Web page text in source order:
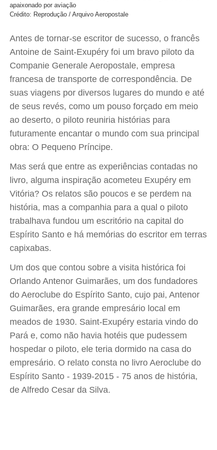
apaixonado por aviação
Crédito: Reprodução / Arquivo Aeropostale
Antes de tornar-se escritor de sucesso, o francês
Antoine de Saint-Exupéry foi um bravo piloto da
Companie Generale Aeropostale, empresa
francesa de transporte de correspondência. De
suas viagens por diversos lugares do mundo e até
de seus revés, como um pouso forçado em meio
ao deserto, o piloto reuniria histórias para
futuramente encantar o mundo com sua principal
obra: O Pequeno Príncipe.
Mas será que entre as experiências contadas no
livro, alguma inspiração acometeu Exupéry em
Vitória? Os relatos são poucos e se perdem na
história, mas a companhia para a qual o piloto
trabalhava fundou um escritório na capital do
Espírito Santo e há memórias do escritor em terras
capixabas.
Um dos que contou sobre a visita histórica foi
Orlando Antenor Guimarães, um dos fundadores
do Aeroclube do Espírito Santo, cujo pai, Antenor
Guimarães, era grande empresário local em
meados de 1930. Saint-Exupéry estaria vindo do
Pará e, como não havia hotéis que pudessem
hospedar o piloto, ele teria dormido na casa do
empresário. O relato consta no livro Aeroclube do
Espírito Santo - 1939-2015 - 75 anos de história,
de Alfredo Cesar da Silva.